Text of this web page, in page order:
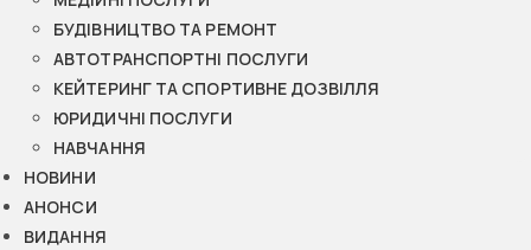
БУДІВНИЦТВО ТА РЕМОНТ
АВТОТРАНСПОРТНІ ПОСЛУГИ
КЕЙТЕРИНГ ТА СПОРТИВНЕ ДОЗВІЛЛЯ
ЮРИДИЧНІ ПОСЛУГИ
НАВЧАННЯ
НОВИНИ
АНОНСИ
ВИДАННЯ